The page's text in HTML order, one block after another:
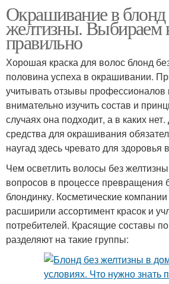
Окрашивание в блонд
желтизны. Выбираем
правильно
Хорошая краска для волос блонд
половина успеха в окрашивании.
учитывать отзывы профессионалов
внимательно изучить состав и
случаях она подходит, а в каких
средства для окрашивания
наугад здесь чревато для
Чем осветлить волосы без
вопросов в процессе превращения
блондинку. Косметические
расширили ассортимент красок и
потребителей. Красящие составы
разделяют на такие группы: